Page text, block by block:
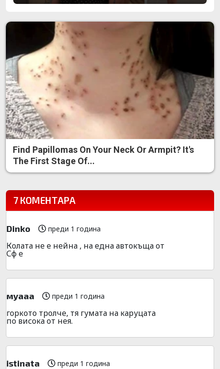
Find Papillomas On Your Neck Or Armpit? It's
The First Stage Of...
7 КОМЕНТАРА
Dinko преди 1 година
Колата не е нейна , на една автокъща от
Сф е
муааа преди 1 година
горкото тролче, тя гумата на каруцата
по висока от нея.
istinata преди 1 година